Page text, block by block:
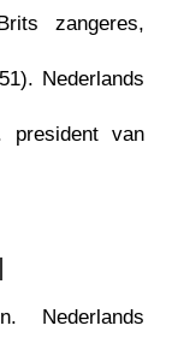
zangeres,
Nederlands
president van
Nederlands